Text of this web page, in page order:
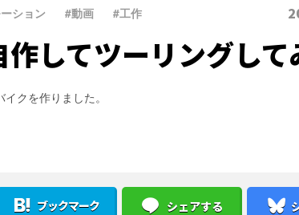
ション #動画 #工作
してツーリングして
クを作りました。
ブックマーク シェアする